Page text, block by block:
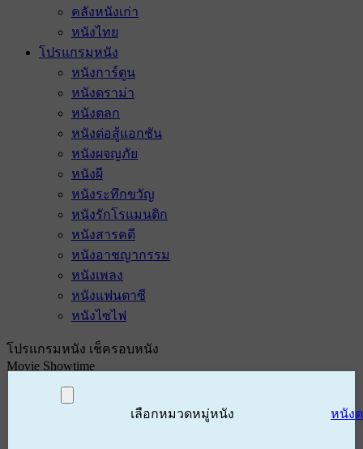
คลังหนังเก่า
หนังไทย
โปรแกรมหนัง
หนังการ์ตูน
หนังดราม่า
หนังตลก
หนังต่อสู้แอกชัน
หนังผจญภัย
หนังผี
หนังระทึกขวัญ
หนังรักโรแมนติก
หนังสารคดี
หนังอาชญากรรม
หนังเพลง
หนังแฟนตาซี
หนังไซไฟ
โปรแกรมหนัง เช็ครอบหนัง
Movie Showtime
เลือกหมวดหมู่หนัง หนัง